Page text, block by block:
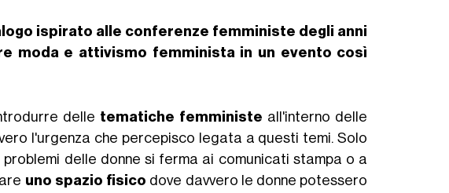
ispirato alle conferenze femministe degli anni
moda e attivismo femminista in un evento così
delle tematiche femministe all'interno delle
l'urgenza che percepisco legata a questi temi. Solo
delle donne si ferma ai comunicati stampa o a
uno spazio fisico dove davvero le donne potessero